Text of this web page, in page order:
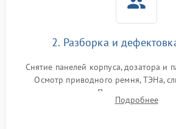
2. Разборка и
Снятие панелей корпуса, дозатора и
Осмотр приводного ремня, ТЭНа,
амортизаторов. Проверка
крестовины на износ, а манжеты
Подробнее